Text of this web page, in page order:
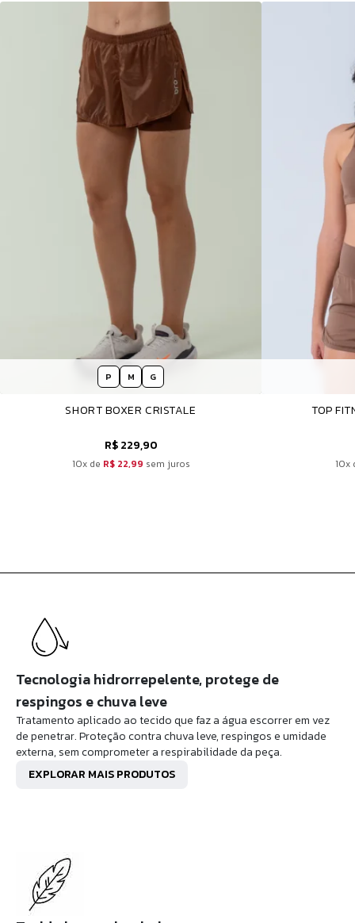
P M G
SHORT BOXER CRISTALE
R$ 229,90
10x de R$ 22,99 sem juros
TOP
10x
Tecnologia hidrorrepelente, protege de
respingos e chuva leve
Tratamento aplicado ao tecido que faz a água escorrer em vez
de penetrar. Proteção contra chuva leve, respingos e umidade
externa, sem comprometer a respirabilidade da peça.
EXPLORAR MAIS PRODUTOS